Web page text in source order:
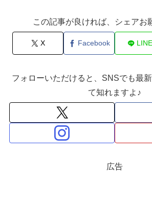
この記事が良ければ、シェアお
X Facebook LINE
フォローいただけると、SNSでも最
て知れますよ♪
広告